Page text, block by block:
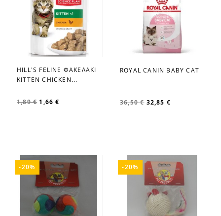
favorite_border
HILL'S FELINE ΦΑΚΕΛΑΚΙ
KITTEN CHICKEN...
1,89 € 1,66 €
favorite_border
ROYAL CANIN BABY CAT
36,50 € 32,85 €
-20% -20%